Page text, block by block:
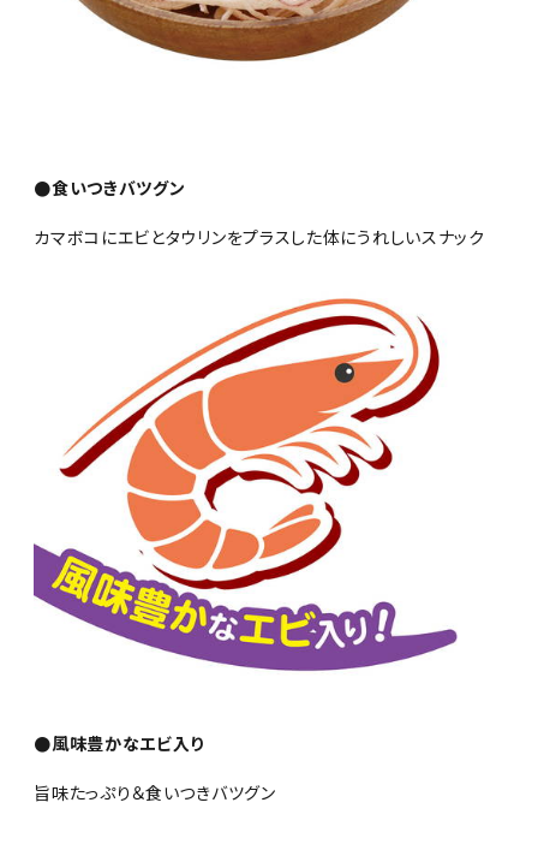
●食いつきバツグン
カマボコにエビとタウリンをプラスした体にうれしいスナック
●風味豊かなエビ入り
旨味たっぷり＆食いつきバツグン